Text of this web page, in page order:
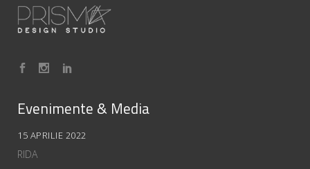
Evenimente & Media
15 APRILIE 2022
RIDA